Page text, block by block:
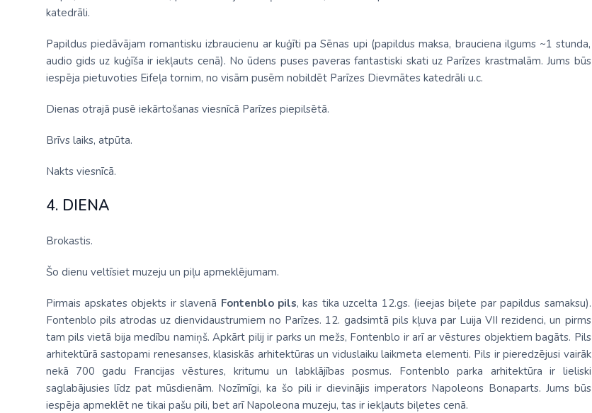
katedrāli.
Papildus piedāvājam romantisku izbraucienu ar kuģīti pa Sēnas upi (papildus maksa, brauciena ilgums ~1 stunda,
audio gids uz kuģīša ir iekļauts cenā). No ūdens puses paveras fantastiski skati uz Parīzes krastmalām. Jums būs
iespēja pietuvoties Eifeļa tornim, no visām pusēm nobildēt Parīzes Dievmātes katedrāli u.c.
Dienas otrajā pusē iekārtošanas viesnīcā Parīzes piepilsētā.
Brīvs laiks, atpūta.
Nakts viesnīcā.
4. DIENA
Brokastis.
Šo dienu veltīsiet muzeju un piļu apmeklējumam.
Pirmais apskates objekts ir slavenā Fontenblo pils, kas tika uzcelta 12.gs. (ieejas biļete par papildus samaksu).
Fontenblo pils atrodas uz dienvidaustrumiem no Parīzes. 12. gadsimtā pils kļuva par Luija VII rezidenci, un pirms
tam pils vietā bija medību namiņš. Apkārt pilij ir parks un mežs, Fontenblo ir arī ar vēstures objektiem bagāts. Pils
arhitektūrā sastopami renesanses, klasiskās arhitektūras un viduslaiku laikmeta elementi. Pils ir pieredzējusi vairāk
nekā 700 gadu Francijas vēstures, kritumu un labklājības posmus. Fontenblo parka arhitektūra ir lieliski
saglabājusies līdz pat mūsdienām. Nozīmīgi, ka šo pili ir dievinājis imperators Napoleons Bonaparts. Jums būs
iespēja apmeklēt ne tikai pašu pili, bet arī Napoleona muzeju, tas ir iekļauts biļetes cenā.